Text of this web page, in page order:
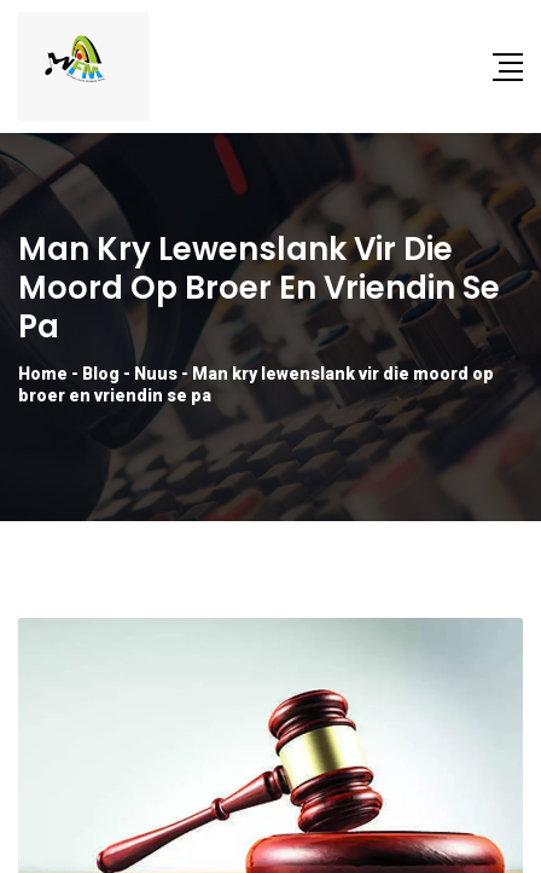
Man Kry Lewenslank Vir Die
Moord Op Broer En Vriendin Se
Pa
Home - Blog - Nuus- Man kry lewenslank vir die moord op
broer en vriendin se pa